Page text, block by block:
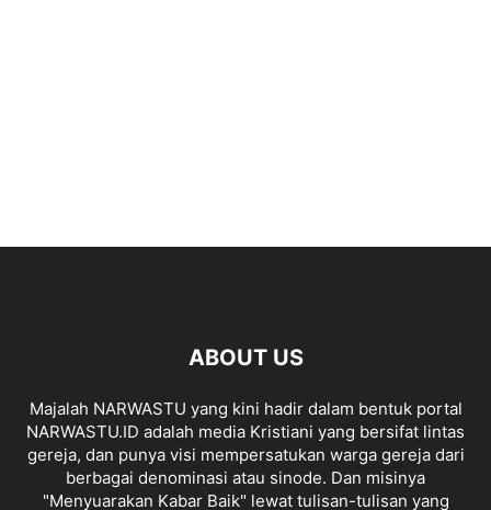
ABOUT US
Majalah NARWASTU yang kini hadir dalam bentuk portal
NARWASTU.ID adalah media Kristiani yang bersifat lintas
gereja, dan punya visi mempersatukan warga gereja dari
berbagai denominasi atau sinode. Dan misinya
"Menyuarakan Kabar Baik" lewat tulisan-tulisan yang